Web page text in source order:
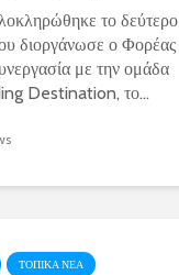
το δεύτερο
διοργάνωσε ο Φορέας
με την ομάδα
Destination, το...
ΤΟΠΙΚΑ ΝΕΑ